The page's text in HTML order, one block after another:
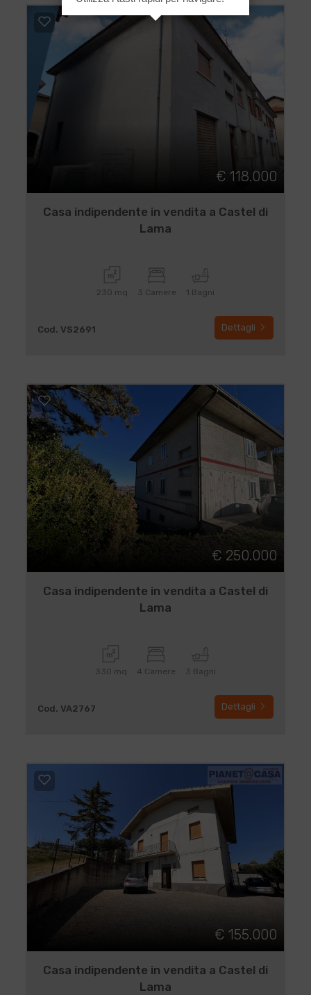
€ 118.000
Casa indipendente in vendita a Castel di
Lama
230 mq 3 Camere 1 Bagni
Cod. VS2691 Dettagli
€ 250.000
Casa indipendente in vendita a Castel di
Lama
330 mq 4 Camere 3 Bagni
Cod. VA2767 Dettagli
€ 155.000
Casa indipendente in vendita a Castel di
Lama